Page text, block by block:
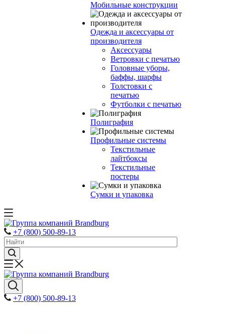
Мобильные конструкции
Одежда и аксессуары от
производителя
Аксессуары
Ветровки с печатью
Головные уборы,
баффы, шарфы
Толстовки с
печатью
Футболки с печатью
Полиграфия
Профильные системы
Текстильные
лайтбоксы
Текстильные
постеры
Сумки и упаковка
+7 (800) 500-89-13
+7 (800) 500-89-13